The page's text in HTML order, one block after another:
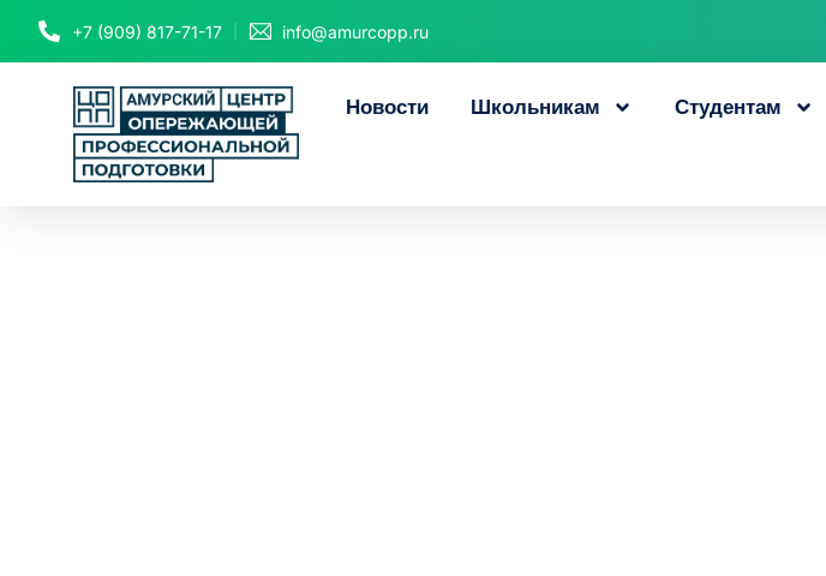
+7 (909) 817-71-17 info@amurcopp.ru
Новости Школьникам Студентам